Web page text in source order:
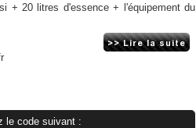
+ 20 litres d'essence + l'équipement du
le code suivant :